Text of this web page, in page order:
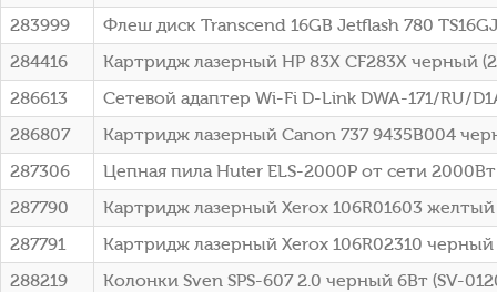
283999
Флеш диск Transcend 16GB Jetflash 780
284416
Картридж лазерный HP 83X CF283X черный
286613
Сетевой адаптер Wi-Fi D-Link DWA-171/RU/
286807
Картридж лазерный Canon 737 9435B004
287306
Цепная пила Huter ELS-2000P от сети
287790
Картридж лазерный Xerox 106R01603
287791
Картридж лазерный Xerox 106R02310 черный
288219
Колонки Sven SPS-607 2.0 черный 6Вт (SV-